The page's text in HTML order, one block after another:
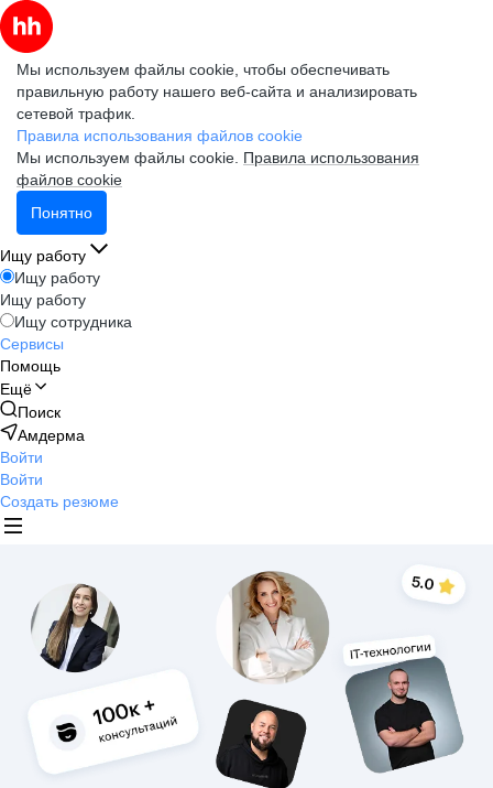
Мы используем файлы cookie, чтобы обеспечивать
правильную работу нашего веб-сайта и анализировать
сетевой трафик.
Правила использования файлов cookie
Мы используем файлы cookie. Правила использования
файлов cookie
Понятно
Ищу работу
Ищу работу
Ищу работу
Ищу сотрудника
Сервисы
Помощь
Ещё
Поиск
Амдерма
Войти
Войти
Создать резюме